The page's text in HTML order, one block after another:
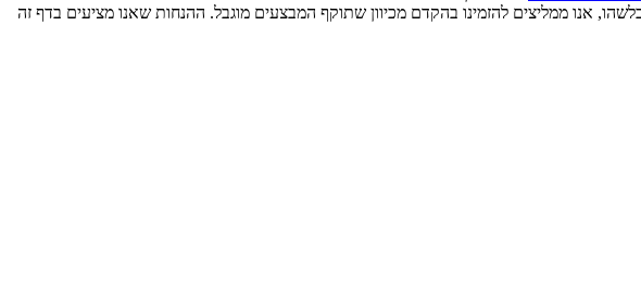
באם אהבתם ארון הזזה במבצע כלשהו, אנו ממליצים להזמינו בהקדם מכיוון שתוקף המבצעים מוגבל. ההנחות שאנו מציעים בדף זה